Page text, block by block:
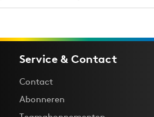
Service & Contact
Contact
Abonneren